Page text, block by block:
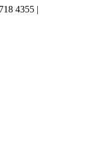
4355 |